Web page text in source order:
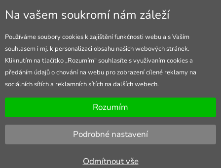
info@4lol.cz
Prodejna Ostrava
28. října 250/285
Otevřeno Po-Pá 8-16h
Na vašem soukromí nám záleží
Používáme soubory cookies k zajištění funkčnosti webu a s Vaším
souhlasem i mj. k personalizaci obsahu našich webových stránek.
Kliknutím na tlačítko „Rozumím“ souhlasíte s využívaním cookies a
předáním údajů o chování na webu pro zobrazení cílené reklamy na
sociálních sítích a reklamních sítích na dalších webech.
Rozumím
Podrobné nastavení
Odmítnout vše